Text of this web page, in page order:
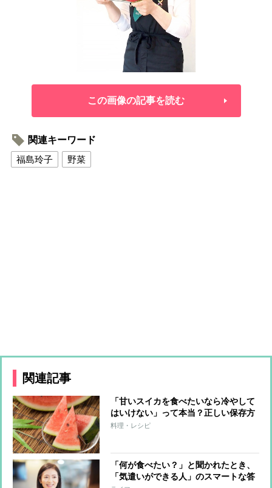
この画像の記事を読む
関連キーワード
福島玲子
野菜
関連記事
「甘いスイカを食べたいなら冷やして
はいけない」って本当？正しい保存方
法を野菜ソムリエプロが伝授
料理・レシピ
「何が食べたい？」と聞かれたとき、
「気遣いができる人」のスマートな答